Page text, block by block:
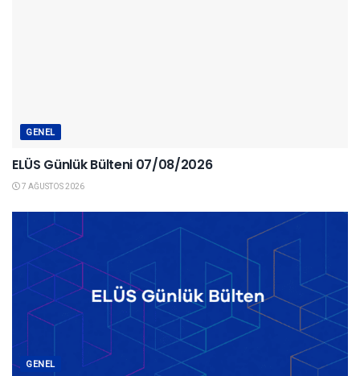
GENEL
ELÜS Günlük Bülteni 07/08/2026
7 AĞUSTOS 2026
GENEL